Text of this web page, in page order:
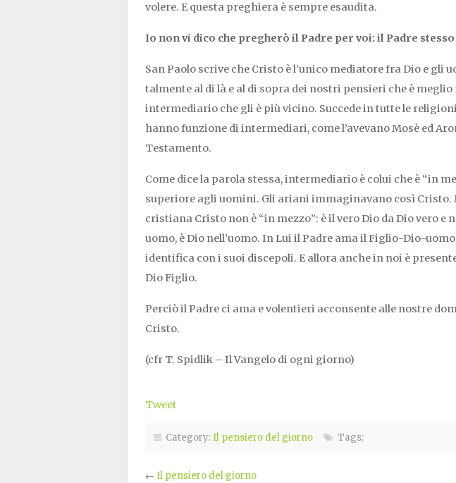
volere. E questa preghiera è sempre esaudita.
Io non vi dico che pregherò il Padre per voi: il Padre
San Paolo scrive che Cristo è l’unico mediatore fra Dio e gli
talmente al di là e al di sopra dei nostri pensieri che è
intermediario che gli è più vicino. Succede in tutte le
hanno funzione di intermediari, come l’avevano Mosè ed
Testamento.
Come dice la parola stessa, intermediario è colui che è “in
superiore agli uomini. Gli ariani immaginavano così Cristo.
cristiana Cristo non è “in mezzo”: è il vero Dio da Dio vero e
uomo, è Dio nell’uomo. In Lui il Padre ama il Figlio-Dio-
identifica con i suoi discepoli. E allora anche in noi è
Dio Figlio.
Perciò il Padre ci ama e volentieri acconsente alle nostre
Cristo.
(cfr T. Spidlik – Il Vangelo di ogni giorno)
Tweet
Category:Il pensiero del giorno Tags:
← Il pensiero del giorno